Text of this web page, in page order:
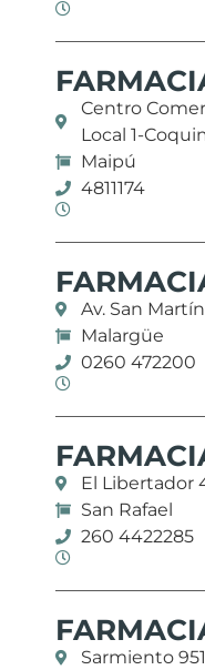
Centro
Local 1-
Maipú
4811174
Av. San
Malargüe
0260 472200
El Libertador
San Rafael
260 4422285
Sarmiento 951